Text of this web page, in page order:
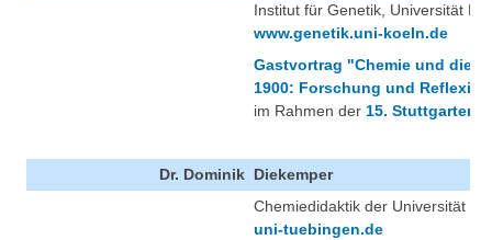
Institut für Genetik, Universität
www.genetik.uni-koeln.de
Gastvortrag "Chemie und die
1900: Forschung und
im Rahmen der 15. Stuttgarter
Dr. Dominik Diekemper
Chemiedidaktik der Universität
uni-tuebingen.de